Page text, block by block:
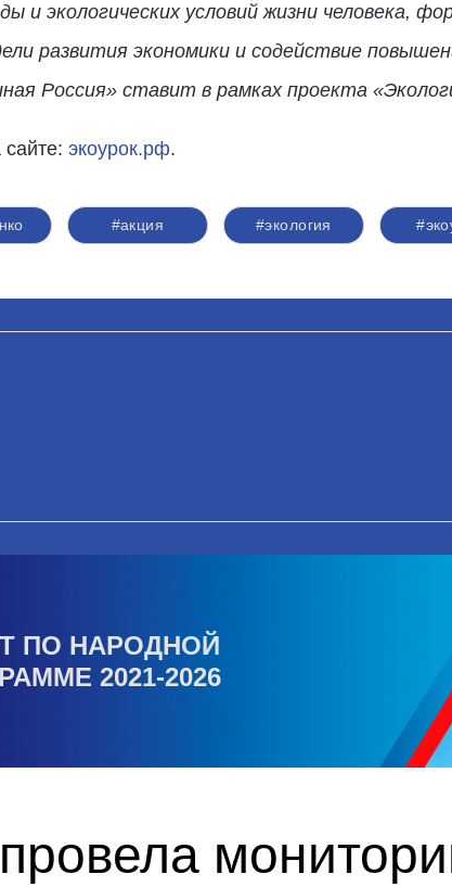
и экологических условий жизни человека,
развития экономики и содействие
Россия» ставит в рамках проекта
экоурок.рф.
#акция #экология
ПО НАРОДНОЙ
2021-2026